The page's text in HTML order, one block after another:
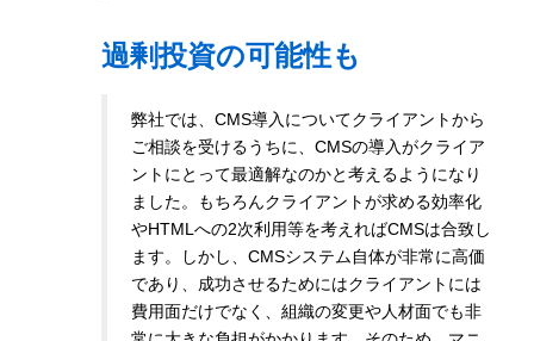
過剰投資の可能性も
弊社では、CMS導入についてクライアントから
ご相談を受けるうちに、CMSの導入がクライア
ントにとって最適解なのかと考えるようになり
ました。もちろんクライアントが求める効率化
やHTMLへの2次利用等を考えればCMSは合致し
ます。しかし、CMSシステム自体が非常に高価
であり、成功させるためにはクライアントには
費用面だけでなく、組織の変更や人材面でも非